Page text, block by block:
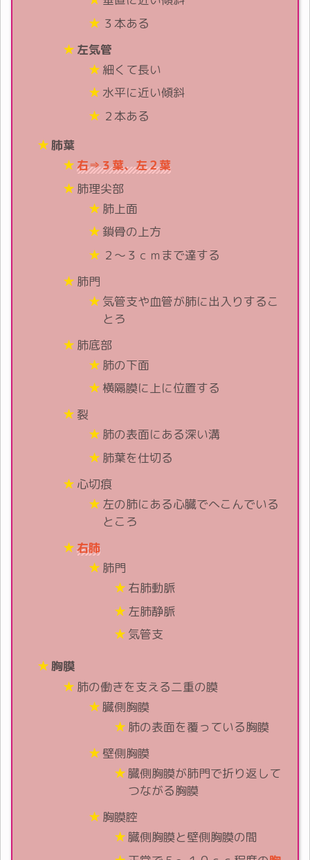
３本ある
左気管
細くて長い
水平に近い傾斜
２本ある
肺葉
右⇒３葉、左２葉
肺理尖部
肺上面
鎖骨の上方
２～３ｃｍまで達する
肺門
気管支や血管が肺に出入りするこ
とろ
肺底部
肺の下面
横隔膜に上に位置する
裂
肺の表面にある深い溝
肺葉を仕切る
心切痕
左の肺にある心臓でへこんでいる
ところ
右肺
肺門
右肺動脈
左肺静脈
気管支
胸膜
肺の働きを支える二重の膜
臓側胸膜
肺の表面を覆っている胸膜
壁側胸膜
臓側胸膜が肺門で折り返して
つながる胸膜
胸膜腔
臓側胸膜と壁側胸膜の間